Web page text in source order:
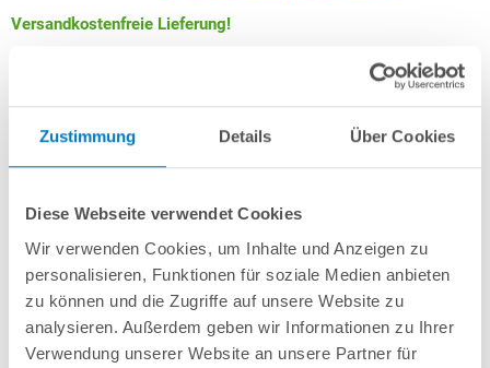
Zustimmung Details Über Cookies
Diese Webseite verwendet Cookies
Wir verwenden Cookies, um Inhalte und Anzeigen zu
personalisieren, Funktionen für soziale Medien anbieten
zu können und die Zugriffe auf unsere Website zu
analysieren. Außerdem geben wir Informationen zu Ihrer
Verwendung unserer Website an unsere Partner für
Versandkostenfreie Lieferung!
Weitere Informationen
Stahlwand-Ovalpool POOLSANAHQ Made Germany
- bestehend aus
ca. 0,8 mm starker, feuerverzinkter Stahlwand + sehr passgenauer,
sandfarbener PVC-Poolfolie 0,8 mm mitEinhängebiese+ Kombi-
Spezialhandlaufund Bodenschienenin grau.